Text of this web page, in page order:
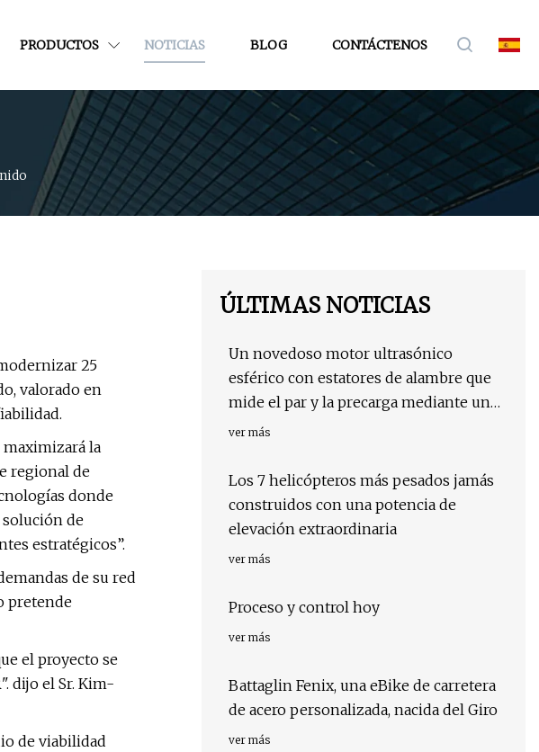
PRODUCTOS NOTICIAS BLOG CONTÁCTENOS
25
valorado en
la
regional de
donde
solución de
estratégicos”.
de su red
pretende
el proyecto se
dijo el Sr. Kim-
de viabilidad
ÚLTIMAS NOTICIAS
Un novedoso motor ultrasónico
esférico con estatores de alambre que
mide el par y la precarga mediante un
nuevo método
ver más
Los 7 helicópteros más pesados ​​jamás
construidos con una potencia de
elevación extraordinaria
ver más
Proceso y control hoy
ver más
Battaglin Fenix, una eBike de carretera
de acero personalizada, nacida del Giro
ver más